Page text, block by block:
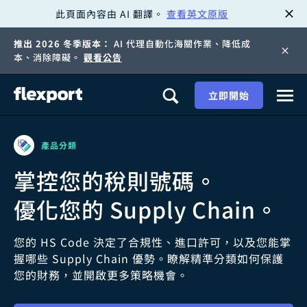
此頁面內容由 AI 翻譯。 查看英文原版
推出 2026 冬季版本： AI 代理自動化海關作業、降低成
本、消除障礙。 觀看公告
立即開始
產品分類
掌控您的稅則號碼。
優化您的 Supply Chain。
您的 HS Code 決定了合規性、進口許可，以及您能掌
握哪些 Supply Chain 優勢。瞭解精準分類如何保護
您的財務，並開啟更多策略機會。